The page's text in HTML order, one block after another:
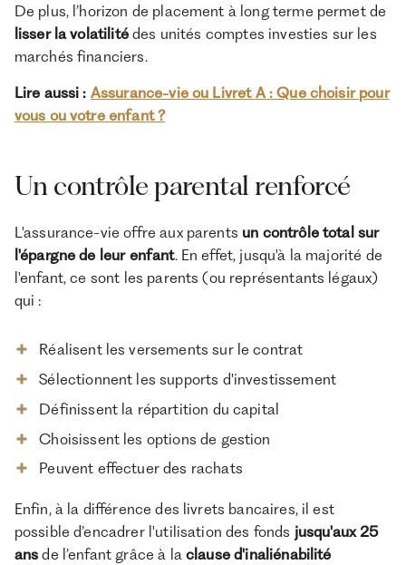
De plus, l’horizon de placement à long terme permet de
lisser la volatilitédes unités comptes investies sur les
marchés financiers.
Lire aussi : Assurance-vie ou Livret A : Que choisir pour
vous ou votre enfant ?
Un contrôle parental renforcé
L'assurance-vie offre aux parents un contrôle total sur
l'épargne de leur enfant. En effet, jusqu'à la majorité de
l'enfant, ce sont les parents (ou représentants légaux)
qui :
Réalisent les versements sur le contrat
Sélectionnent les supports d'investissement
Définissent la répartition du capital
Choisissent les options de gestion
Peuvent effectuer des rachats
Enfin, à la différence des livrets bancaires, il est
possible d’encadrer l'utilisation des fonds jusqu'aux 25
ans de l’enfant grâce à la clause d'inaliénabilité